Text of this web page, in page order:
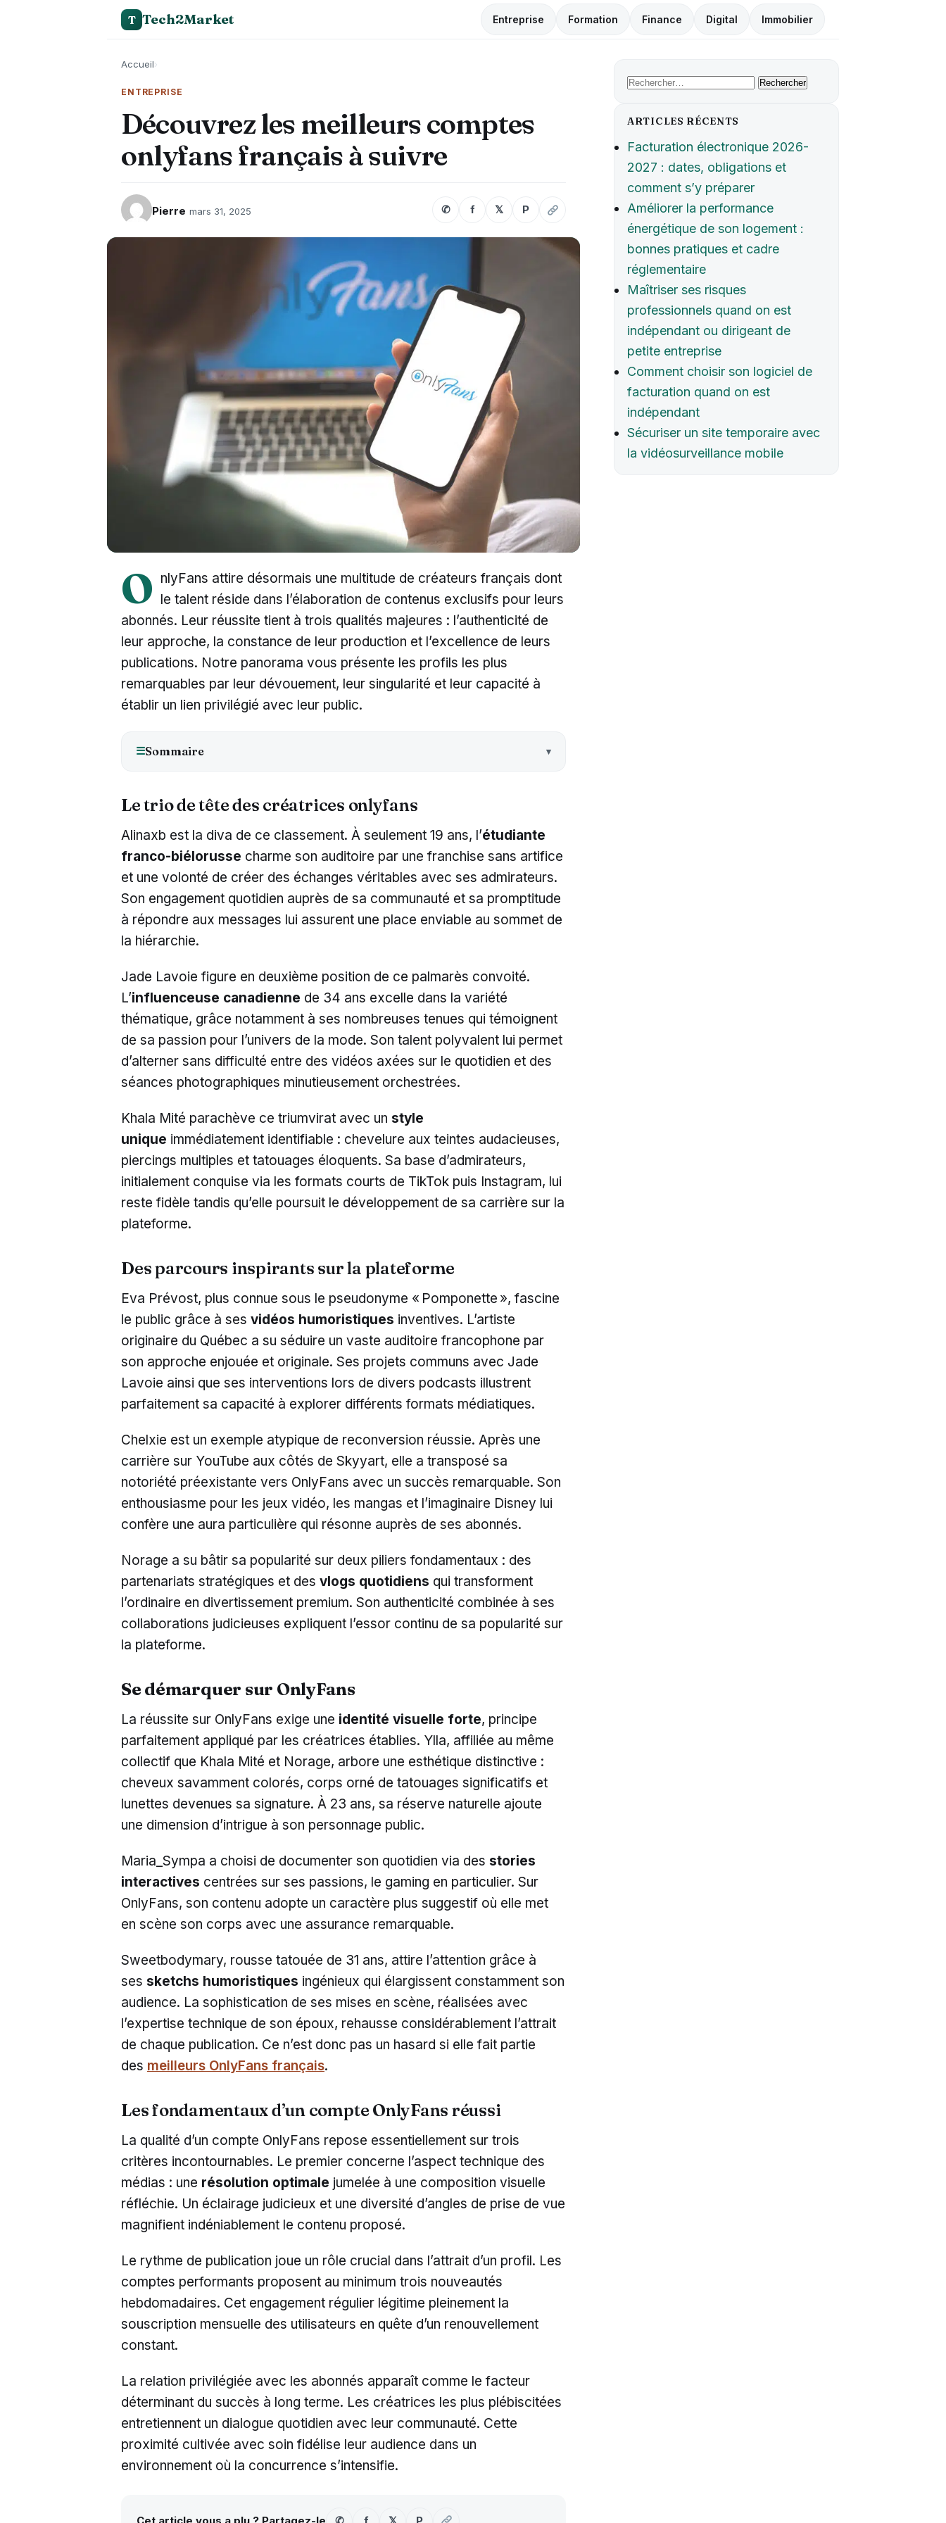
T Tech2Market Entreprise Formation Finance Digital Immobilier
Accueil›
ENTREPRISE
Découvrez les meilleurs comptes
onlyfans français à suivre
Pierre mars 31, 2025 ✆ f 𝕏 P
O nlyFans attire désormais une multitude de créateurs français dont
le talent réside dans l’élaboration de contenus exclusifs pour leurs
abonnés. Leur réussite tient à trois qualités majeures : l’authenticité de
leur approche, la constance de leur production et l’excellence de leurs
publications. Notre panorama vous présente les profils les plus
remarquables par leur dévouement, leur singularité et leur capacité à
établir un lien privilégié avec leur public.
☰Sommaire
Le trio de tête des créatrices onlyfans
Alinaxb est la diva de ce classement. À seulement 19 ans, l’étudiante
franco-biélorusse charme son auditoire par une franchise sans artifice
et une volonté de créer des échanges véritables avec ses admirateurs.
Son engagement quotidien auprès de sa communauté et sa promptitude
à répondre aux messages lui assurent une place enviable au sommet de
la hiérarchie.
Jade Lavoie figure en deuxième position de ce palmarès convoité.
L’influenceuse canadienne de 34 ans excelle dans la variété
thématique, grâce notamment à ses nombreuses tenues qui témoignent
de sa passion pour l’univers de la mode. Son talent polyvalent lui permet
d’alterner sans difficulté entre des vidéos axées sur le quotidien et des
séances photographiques minutieusement orchestrées.
Khala Mité parachève ce triumvirat avec un style
unique immédiatement identifiable : chevelure aux teintes audacieuses,
piercings multiples et tatouages éloquents. Sa base d’admirateurs,
initialement conquise via les formats courts de TikTok puis Instagram, lui
reste fidèle tandis qu’elle poursuit le développement de sa carrière sur la
plateforme.
Des parcours inspirants sur la plateforme
Eva Prévost, plus connue sous le pseudonyme « Pomponette », fascine
le public grâce à ses vidéos humoristiques inventives. L’artiste
originaire du Québec a su séduire un vaste auditoire francophone par
son approche enjouée et originale. Ses projets communs avec Jade
Lavoie ainsi que ses interventions lors de divers podcasts illustrent
parfaitement sa capacité à explorer différents formats médiatiques.
Chelxie est un exemple atypique de reconversion réussie. Après une
carrière sur YouTube aux côtés de Skyyart, elle a transposé sa
notoriété préexistante vers OnlyFans avec un succès remarquable. Son
enthousiasme pour les jeux vidéo, les mangas et l’imaginaire Disney lui
confère une aura particulière qui résonne auprès de ses abonnés.
Norage a su bâtir sa popularité sur deux piliers fondamentaux : des
partenariats stratégiques et des vlogs quotidiens qui transforment
l’ordinaire en divertissement premium. Son authenticité combinée à ses
collaborations judicieuses expliquent l’essor continu de sa popularité sur
la plateforme.
Se démarquer sur OnlyFans
La réussite sur OnlyFans exige une identité visuelle forte, principe
parfaitement appliqué par les créatrices établies. Ylla, affiliée au même
collectif que Khala Mité et Norage, arbore une esthétique distinctive :
cheveux savamment colorés, corps orné de tatouages significatifs et
lunettes devenues sa signature. À 23 ans, sa réserve naturelle ajoute
une dimension d’intrigue à son personnage public.
Maria_Sympa a choisi de documenter son quotidien via des stories
interactives centrées sur ses passions, le gaming en particulier. Sur
OnlyFans, son contenu adopte un caractère plus suggestif où elle met
en scène son corps avec une assurance remarquable.
Sweetbodymary, rousse tatouée de 31 ans, attire l’attention grâce à
ses sketchs humoristiques ingénieux qui élargissent constamment son
audience. La sophistication de ses mises en scène, réalisées avec
l’expertise technique de son époux, rehausse considérablement l’attrait
de chaque publication. Ce n’est donc pas un hasard si elle fait partie
des meilleurs OnlyFans français.
Les fondamentaux d’un compte OnlyFans réussi
La qualité d’un compte OnlyFans repose essentiellement sur trois
critères incontournables. Le premier concerne l’aspect technique des
médias : une résolution optimale jumelée à une composition visuelle
réfléchie. Un éclairage judicieux et une diversité d’angles de prise de vue
magnifient indéniablement le contenu proposé.
Le rythme de publication joue un rôle crucial dans l’attrait d’un profil. Les
comptes performants proposent au minimum trois nouveautés
hebdomadaires. Cet engagement régulier légitime pleinement la
souscription mensuelle des utilisateurs en quête d’un renouvellement
constant.
La relation privilégiée avec les abonnés apparaît comme le facteur
déterminant du succès à long terme. Les créatrices les plus plébiscitées
entretiennent un dialogue quotidien avec leur communauté. Cette
proximité cultivée avec soin fidélise leur audience dans un
environnement où la concurrence s’intensifie.
Rechercher :
ARTICLES RÉCENTS
Facturation électronique 2026-
2027 : dates, obligations et
comment s’y préparer
Améliorer la performance
énergétique de son logement :
bonnes pratiques et cadre
réglementaire
Maîtriser ses risques
professionnels quand on est
indépendant ou dirigeant de
petite entreprise
Comment choisir son logiciel de
facturation quand on est
indépendant
Sécuriser un site temporaire avec
la vidéosurveillance mobile